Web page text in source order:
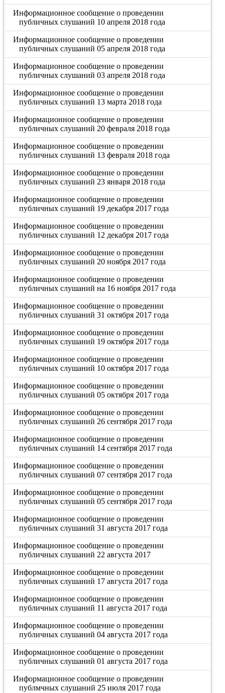
Информационное сообщение о проведении
публичных слушаний 10 апреля 2018 года
Информационное сообщение о проведении
публичных слушаний 05 апреля 2018 года
Информационное сообщение о проведении
публичных слушаний 03 апреля 2018 года
Информационное сообщение о проведении
публичных слушаний 13 марта 2018 года
Информационное сообщение о проведении
публичных слушаний 20 февраля 2018 года
Информационное сообщение о проведении
публичных слушаний 13 февраля 2018 года
Информационное сообщение о проведении
публичных слушаний 23 января 2018 года
Информационное сообщение о проведении
публичных слушаний 19 декабря 2017 года
Информационное сообщение о проведении
публичных слушаний 12 декабря 2017 года
Информационное сообщение о проведении
публичных слушаний 20 ноября 2017 года
Информационное сообщение о проведении
публичных слушаний на 16 ноября 2017 года
Информационное сообщение о проведении
публичных слушаний 31 октября 2017 года
Информационное сообщение о проведении
публичных слушаний 19 октября 2017 года
Информационное сообщение о проведении
публичных слушаний 10 октября 2017 года
Информационное сообщение о проведении
публичных слушаний 05 октября 2017 года
Информационное сообщение о проведении
публичных слушаний 26 сентября 2017 года
Информационное сообщение о проведении
публичных слушаний 14 сентября 2017 года
Информационное сообщение о проведении
публичных слушаний 07 сентября 2017 года
Информационное сообщение о проведении
публичных слушаний 05 сентября 2017 года
Информационное сообщение о проведении
публичных слушаний 31 августа 2017 года
Информационное сообщение о проведении
публичных слушаний 22 августа 2017
Информационное сообщение о проведении
публичных слушаний 17 августа 2017 года
Информационное сообщение о проведении
публичных слушаний 11 августа 2017 года
Информационное сообщение о проведении
публичных слушаний 04 августа 2017 года
Информационное сообщение о проведении
публичных слушаний 01 августа 2017 года
Информационное сообщение о проведении
публмчных слушаний 25 июля 2017 года